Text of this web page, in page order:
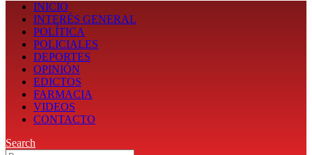
INICIO
INTERÉS GENERAL
POLÍTICA
POLICIALES
DEPORTES
OPINIÓN
EDICTOS
FARMACIA
VIDEOS
CONTACTO
Search